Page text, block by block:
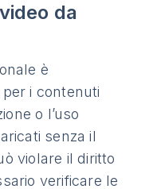
da
è
i contenuti
o l’uso
senza il
violare il diritto
verificare le